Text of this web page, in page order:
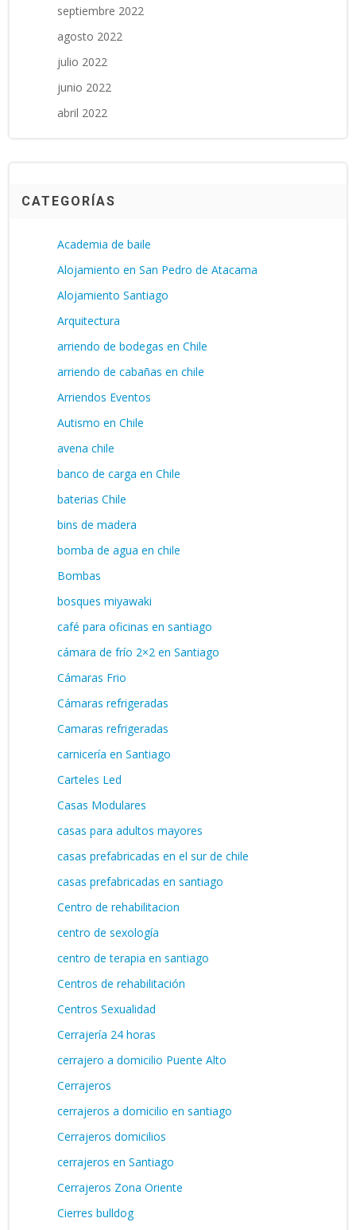
septiembre 2022
agosto 2022
julio 2022
junio 2022
abril 2022
CATEGORÍAS
Academia de baile
Alojamiento en San Pedro de Atacama
Alojamiento Santiago
Arquitectura
arriendo de bodegas en Chile
arriendo de cabañas en chile
Arriendos Eventos
Autismo en Chile
avena chile
banco de carga en Chile
baterias Chile
bins de madera
bomba de agua en chile
Bombas
bosques miyawaki
café para oficinas en santiago
cámara de frío 2×2 en Santiago
Cámaras Frio
Cámaras refrigeradas
Camaras refrigeradas
carnicería en Santiago
Carteles Led
Casas Modulares
casas para adultos mayores
casas prefabricadas en el sur de chile
casas prefabricadas en santiago
Centro de rehabilitacion
centro de sexología
centro de terapia en santiago
Centros de rehabilitación
Centros Sexualidad
Cerrajería 24 horas
cerrajero a domicilio Puente Alto
Cerrajeros
cerrajeros a domicilio en santiago
Cerrajeros domicilios
cerrajeros en Santiago
Cerrajeros Zona Oriente
Cierres bulldog